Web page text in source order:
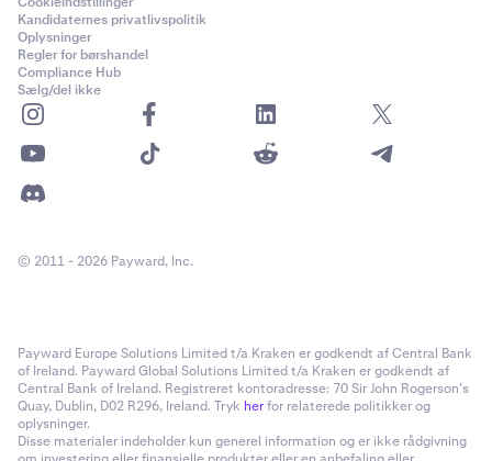
Kandidaternes privatlivspolitik
Oplysninger
Regler for børshandel
Compliance Hub
Sælg/del ikke
© 2011 - 2026 Payward, Inc.
Payward Europe Solutions Limited t/a Kraken er godkendt af Central Bank
of Ireland. Payward Global Solutions Limited t/a Kraken er godkendt af
Central Bank of Ireland. Registreret kontoradresse: 70 Sir John Rogerson’s
Quay, Dublin, D02 R296, Ireland. Tryk herfor relaterede politikker og
oplysninger.
Disse materialer indeholder kun generel information og er ikke rådgivning